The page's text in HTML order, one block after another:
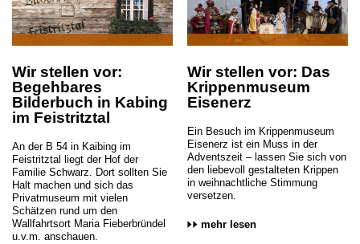
Wir stellen vor:
Begehbares
Bilderbuch in Kabing
im Feistritztal
An der B 54 in Kaibing im
Feistritztal liegt der Hof der
Familie Schwarz. Dort sollten Sie
Halt machen und sich das
Privatmuseum mit vielen
Schätzen rund um den
Wallfahrtsort Maria Fieberbründel
u.v.m. anschauen.
Wir stellen vor: Das
Krippenmuseum
Eisenerz
Ein Besuch im Krippenmuseum
Eisenerz ist ein Muss in der
Adventszeit – lassen Sie sich von
den liebevoll gestalteten Krippen
in weihnachtliche Stimmung
versetzen.
mehr lesen